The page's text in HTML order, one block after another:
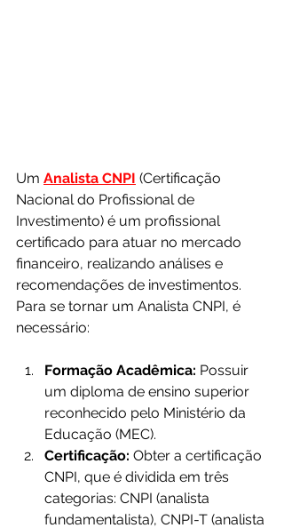
Um Analista CNPI (Certificação
Nacional do Profissional de
Investimento) é um profissional
certificado para atuar no mercado
financeiro, realizando análises e
recomendações de investimentos.
Para se tornar um Analista CNPI, é
necessário:
Formação Acadêmica: Possuir
um diploma de ensino superior
reconhecido pelo Ministério da
Educação (MEC).
Certificação: Obter a certificação
CNPI, que é dividida em três
categorias: CNPI (analista
fundamentalista), CNPI-T (analista